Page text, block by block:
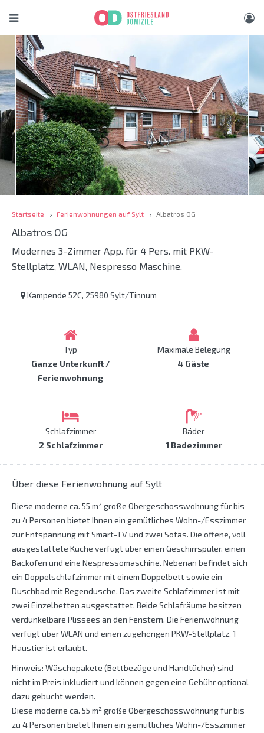
Startseite Ferienwohnungen auf Sylt Albatros OG
Albatros OG
Modernes 3-Zimmer App. für 4 Pers. mit PKW-
Stellplatz, WLAN, Nespresso Maschine.
Kampende 52C, 25980 Sylt/Tinnum
Typ
Ganze Unterkunft /
Ferienwohnung
Maximale Belegung
4 Gäste
Schlafzimmer
2 Schlafzimmer
Bäder
1 Badezimmer
Über diese Ferienwohnung auf Sylt
Diese moderne ca. 55 m² große Obergeschosswohnung für bis
zu 4 Personen bietet Ihnen ein gemütliches Wohn-/Esszimmer
zur Entspannung mit Smart-TV und zwei Sofas. Die offene, voll
ausgestattete Küche verfügt über einen Geschirrspüler, einen
Backofen und eine Nespressomaschine. Nebenan befindet sich
ein Doppelschlafzimmer mit einem Doppelbett sowie ein
Duschbad mit Regendusche. Das zweite Schlafzimmer ist mit
zwei Einzelbetten ausgestattet. Beide Schlafräume besitzen
verdunkelbare Plissees an den Fenstern. Die Ferienwohnung
verfügt über WLAN und einen zugehörigen PKW-Stellplatz. 1
Haustier ist erlaubt.
Hinweis: Wäschepakete (Bettbezüge und Handtücher) sind
nicht im Preis inkludiert und können gegen eine Gebühr optional
dazu gebucht werden.
Diese moderne ca. 55 m² große Obergeschosswohnung für bis
zu 4 Personen bietet Ihnen ein gemütliches Wohn-/Esszimmer